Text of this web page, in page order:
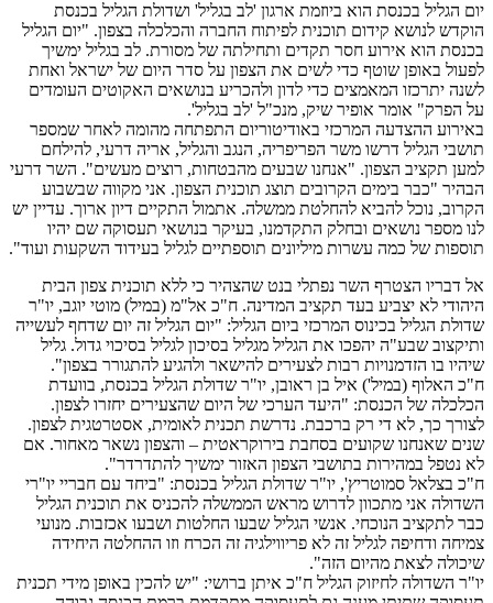
יום הגליל בכנסת הוא ביוזמת ארגון 'לב בגליל' ושדולת הגליל בכנסת
הוקדש לנושא קידום תוכנית לפיתוח החברה והכלכלה בצפון. "יום הגליל
בכנסת הוא אירוע חסר תקדים ותחילתה של מסורת. לב בגליל ימשיך
לפעול באופן שוטף כדי לשים את הצפון על סדר היום של ישראל ואחת
לשנה יתרכזו המאמצים כדי לדון ולהכריע בנושאים האקוטים העומדים
על הפרק" אומר אופיר שיק, מנכ"ל 'לב בגליל'.
באירוע ההצדעה המרכזי באודיטוריום התפתחה מהומה לאחר שמספר
תושבי הגליל דרשו משר הפריפריה, הנגב והגליל, אריה דרעי, להילחם
למען תקציב הצפון. "אנחנו שבעים מהבטחות, רוצים מעשים". השר דרעי
הבהיר "כבר בימים הקרובים תוצג תוכנית הצפון. אני מקווה שבשבוע
הקרוב, נוכל להביא להחלטת ממשלה. אתמול התקיים דיון ארוך. עדיין יש
לנו מספר נושאים ובחלק התקדמנו, בעיקר בנושאי תעסוקה שם יהיו
תוספות של כמה עשרות מיליונים תוספתיים לגליל בעידוד השקעות ועוד".
אל דבריו הצטרף השר נפתלי בנט שהצהיר כי ללא תוכנית צפון הבית
היהודי לא יצביע בעד תקציב המדינה. ח"כ אל"מ (במיל) מוטי יוגב, יו"ר
שדולת הגליל בכינוס המרכזי ביום הגליל: "יום הגליל זה יום שדחף לעשייה
ותיקצוב שבע"ה יהפכו את הגליל מגליל בסיכון לגליל בסיכוי גדול. גליל
שיהיו בו הזדמנויות רבות לצעירים להישאר ולהגיע להתגורר בצפון".
ח"כ האלוף (במיל') איל בן ראובן, יו"ר שדולת הגליל בכנסת, בוועדת
הכלכלה של הכנסת: "היעד הערכי של היום שהצעירים יחזרו לצפון.
לצורך כך, לא די רק ברכבת. נדרשת תכנית לאומית, אסטרטגית לצפון.
שנים שאנחנו שקועים בסחבת בירוקראטית – והצפון נשאר מאחור. אם
לא נטפל במהירות בתושבי הצפון האזור ימשיך להתדרדר".
ח"כ בצלאל סמוטריץ', יו"ר שדולת הגליל בכנסת: "ביחד עם חבריי יו"רי
השדולה אני מתכוון לדרוש מראש הממשלה להכניס את תוכנית הגליל
כבר לתקציב הנוכחי. אנשי הגליל שבעו החלטות ושבעו אכזבות. מנועי
צמיחה ודחיפה לגליל זה לא פריווילגיה זה הכרח וזו ההחלטה היחידה
שיכולה לצאת מהיום הזה".
יו"ר השדולה לחיזוק הגליל ח"כ איתן ברושי: "יש להכין באופן מידי תכנית